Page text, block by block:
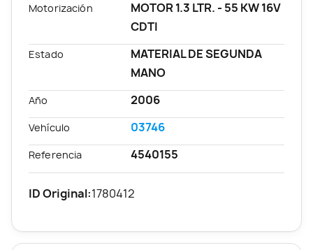
Motorización
MOTOR 1.3 LTR. - 55 KW 16V
CDTI
Estado
MATERIAL DE SEGUNDA
MANO
Año 2006
Vehículo 03746
Referencia 4540155
ID Original:1780412